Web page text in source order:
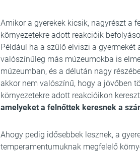
Amikor a gyerekek kicsik, nagyrészt a
környezetekre adott reakcióik
Például ha a szülő elviszi a
valószínűleg más múzeumokba is
múzeumban, és a délután nagy
akkor nem valószínű, hogy a jövőben
környezetekre adott reakcióikon
amelyeket a felnőttek keresnek a
Ahogy pedig idősebbek lesznek, a
temperamentumuknak megfelelő